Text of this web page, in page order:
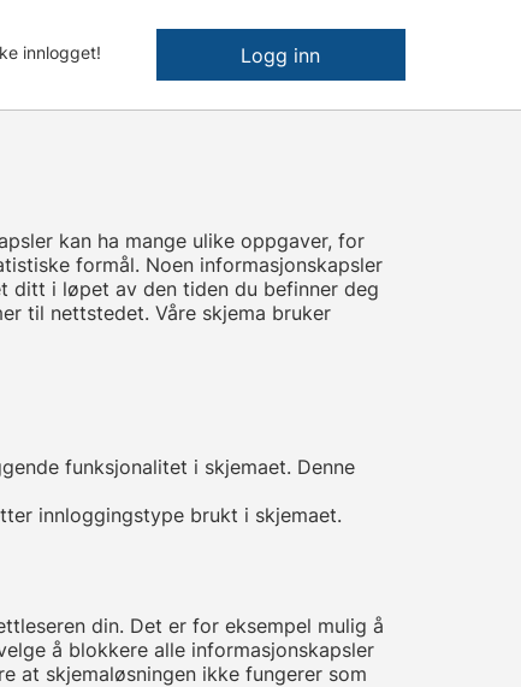
innlogget! Logg inn
kan ha mange ulike oppgaver, for
formål. Noen informasjonskapsler
ditt i løpet av den tiden du befinner deg
til nettstedet. Våre skjema bruker
funksjonalitet i skjemaet. Denne
innloggingstype brukt i skjemaet.
din. Det er for eksempel mulig å
å blokkere alle informasjonskapsler
at skjemaløsningen ikke fungerer som